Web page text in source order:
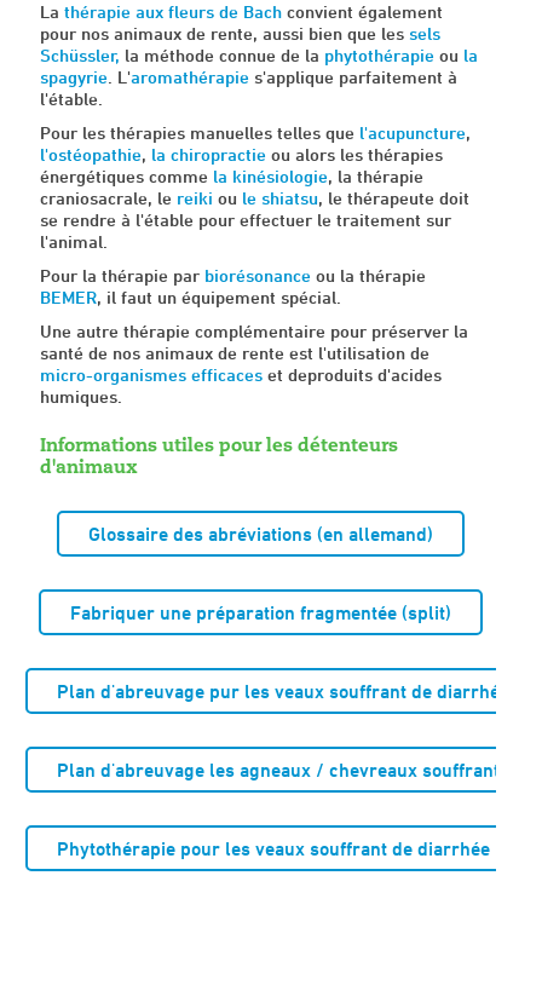
La thérapie aux fleurs de Bach convient également
pour nos animaux de rente, aussi bien que les sels
Schüssler, la méthode connue de la phytothérapie ou la
spagyrie. L'aromathérapie s'applique parfaitement à
l'étable.
Pour les thérapies manuelles telles que l'acupuncture,
l'ostéopathie, la chiropractie ou alors les thérapies
énergétiques comme la kinésiologie, la thérapie
craniosacrale, le reiki ou le shiatsu, le thérapeute doit
se rendre à l'étable pour effectuer le traitement sur
l'animal.
Pour la thérapie par biorésonance ou la thérapie
BEMER, il faut un équipement spécial.
Une autre thérapie complémentaire pour préserver la
santé de nos animaux de rente est l'utilisation de
micro-organismes efficaceset deproduits d'acides
humiques.
Informations utiles pour les détenteurs
d'animaux
Glossaire des abréviations (en allemand)
Fabriquer une préparation fragmentée (split)
Plan d'abreuvage pur les veaux souffrant de diarrhée
Plan d'abreuvage les agneaux / chevreaux souffrant de
Phytothérapie pour les veaux souffrant de diarrhée